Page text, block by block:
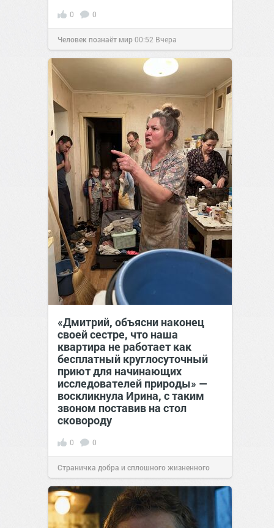
0 0
Человек познаёт мир00:52 Вчера
«Дмитрий, объясни наконец
своей сестре, что наша
квартира не работает как
бесплатный круглосуточный
приют для начинающих
исследователей природы» —
воскликнула Ирина, с таким
звоном поставив на стол
сковороду
0 0
Страничка добра и сплошного жизненного
позитива!00:28Вчера